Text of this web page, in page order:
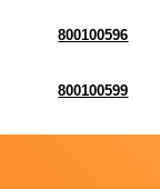
800100596
800100599